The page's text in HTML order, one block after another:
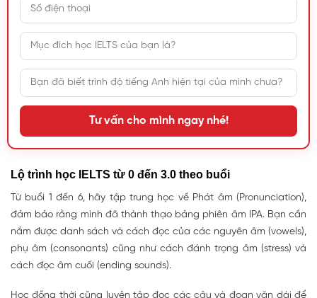
Tư vấn cho mình ngay nhé!
Lộ trình học IELTS từ 0 đến 3.0 theo buổi
Từ buổi 1 đến 6, hãy tập trung học về Phát âm (Pronunciation),
đảm bảo rằng mình đã thành thạo bảng phiên âm IPA. Bạn cần
nắm được danh sách và cách đọc của các nguyên âm (vowels),
phụ âm (consonants) cũng như cách đánh trọng âm (stress) và
cách đọc âm cuối (ending sounds).
Học đồng thời cũng luyện tập đọc các câu và đoạn văn dài để